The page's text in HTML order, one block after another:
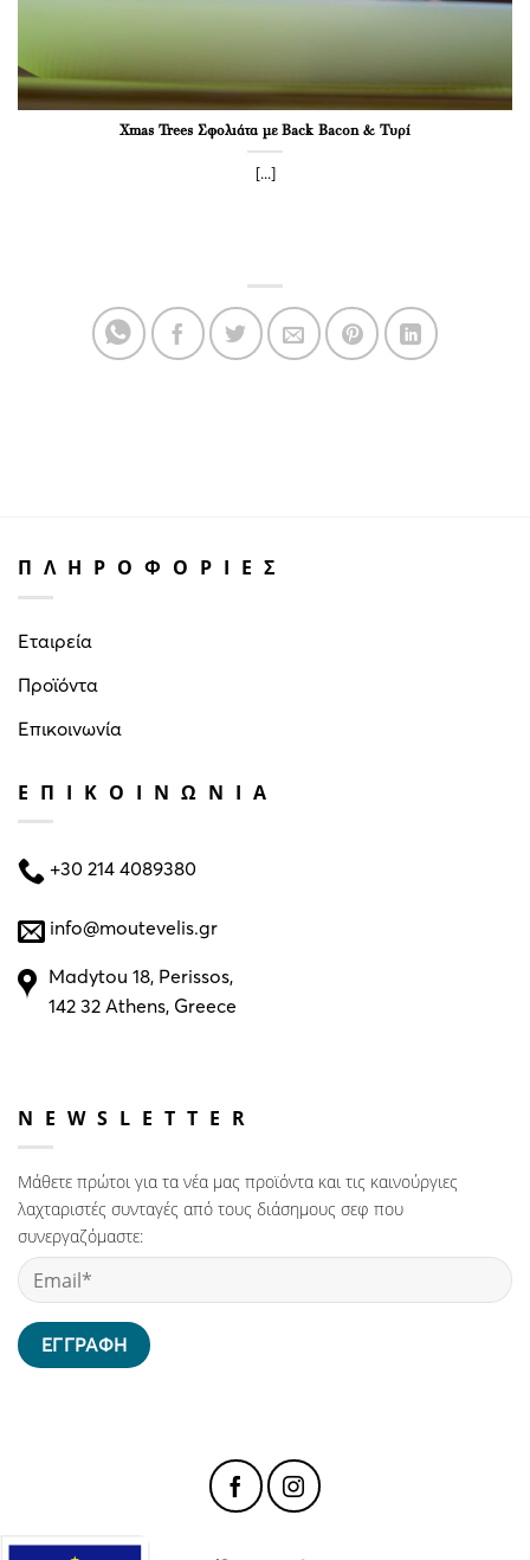
Xmas Trees Σφολιάτα με Back Bacon & Τυρί
[...]
ΠΛΗΡΟΦΟΡΙΕΣ
Εταιρεία
Προϊόντα
Επικοινωνία
ΕΠΙΚΟΙΝΩΝΙΑ
+30 214 4089380
info@moutevelis.gr
Madytou 18, Perissos,
142 32 Athens, Greece
NEWSLETTER
Μάθετε πρώτοι για τα νέα μας προϊόντα και τις καινούργιες
λαχταριστές συνταγές από τους διάσημους σεφ που
συνεργαζόμαστε: